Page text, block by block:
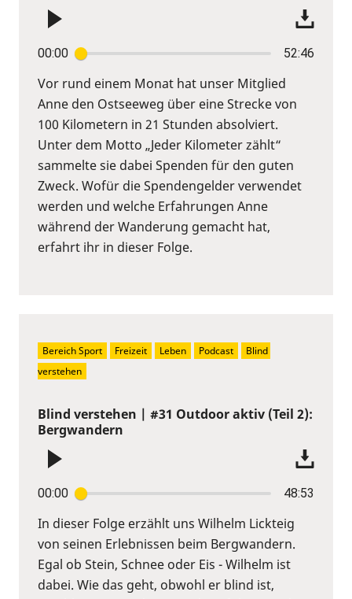
00:00 52:46
Vor rund einem Monat hat unser Mitglied
Anne den Ostseeweg über eine Strecke von
100 Kilometern in 21 Stunden absolviert.
Unter dem Motto „Jeder Kilometer zählt“
sammelte sie dabei Spenden für den guten
Zweck. Wofür die Spendengelder verwendet
werden und welche Erfahrungen Anne
während der Wanderung gemacht hat,
erfahrt ihr in dieser Folge.
Blind verstehen | #31 Outdoor aktiv (Teil 2):
Bergwandern
00:00 48:53
In dieser Folge erzählt uns Wilhelm Lickteig
von seinen Erlebnissen beim Bergwandern.
Egal ob Stein, Schnee oder Eis - Wilhelm ist
dabei. Wie das geht, obwohl er blind ist,
Bereich Sport Freizeit Leben Podcast
Blind
verstehen